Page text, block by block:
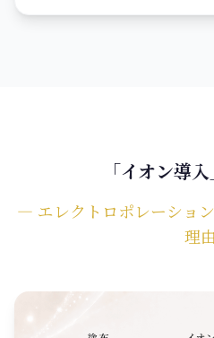
「イオン導
― エレクトロポレーショ
理